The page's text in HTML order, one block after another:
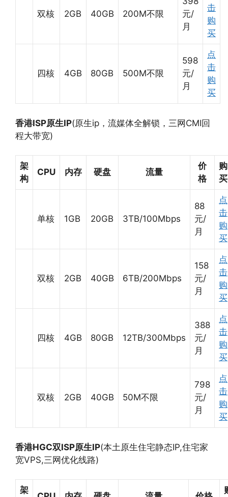
双核 2GB 40GB 200M不限
元/
月
击
购
买
四核 4GB 80GB 500M不限
598
元/
月
点
击
购
买
香港ISP原生IP(原生ip，流媒体全解锁，三网CMI回
程大带宽)
架
构
CPU 内存 硬盘 流量
价
格
购
买
单核 1GB 20GB 3TB/100Mbps
88
元/
月
点
击
购
买
双核 2GB 40GB 6TB/200Mbps
158
元/
月
点
击
购
买
四核 4GB 80GB 12TB/300Mbps
388
元/
月
点
击
购
买
双核 2GB 40GB 50M不限
798
元/
月
点
击
购
买
香港HGC双ISP原生IP(本土原生住宅静态IP,住宅家
宽VPS,三网优化线路)
架